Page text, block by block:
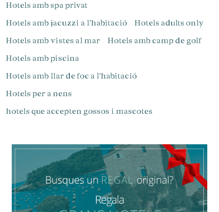
Hotels amb spa privat
Hotels amb jacuzzi a l'habitació
Hotels adults only
Hotels amb vistes al mar
Hotels amb camp de golf
Hotels amb piscina
Hotels amb llar de foc a l'habitació
Hotels per a nens
hotels que accepten gossos i mascotes